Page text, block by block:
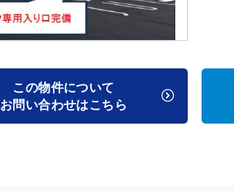
この物件について
お問い合わせはこちら